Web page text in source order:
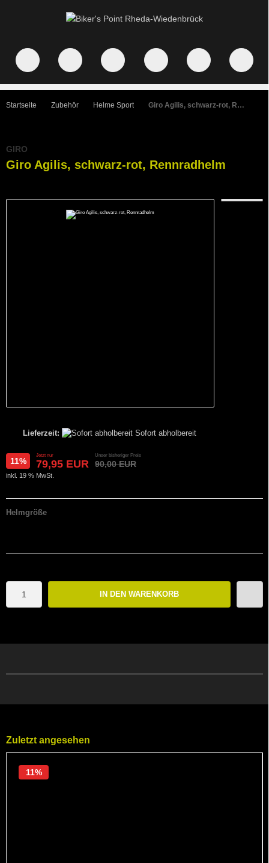
Startseite Zubehör Helme Sport Giro Agilis, schwarz-rot, Rennradhelm
GIRO
Giro Agilis, schwarz-rot, Rennradhelm
Lieferzeit: Sofort abholbereit
Jetzt nur
79,95 EUR
Unser bisheriger Preis
90,00 EUR
11%
inkl. 19 % MwSt.
Helmgröße
IN DEN WARENKORB
Zuletzt angesehen
11%